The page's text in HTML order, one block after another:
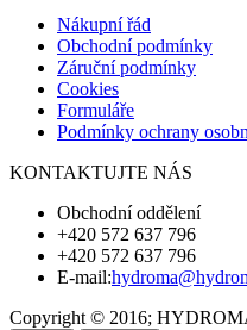
Nákupní řád
Obchodní podmínky
Záruční podmínky
Cookies
Formuláře
Podmínky ochrany
KONTAKTUJTE NÁS
Obchodní oddělení
+420 572 637 796
+420 572 637 796
E-mail:
Copyright © 2016;